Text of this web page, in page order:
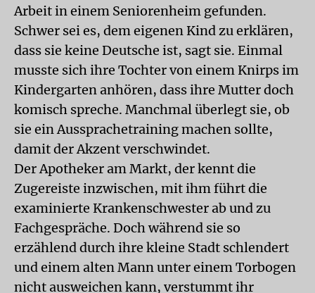
Arbeit in einem Seniorenheim gefunden.
Schwer sei es, dem eigenen Kind zu erklären,
dass sie keine Deutsche ist, sagt sie. Einmal
musste sich ihre Tochter von einem Knirps im
Kindergarten anhören, dass ihre Mutter doch
komisch spreche. Manchmal überlegt sie, ob
sie ein Aussprachetraining machen sollte,
damit der Akzent verschwindet.
Der Apotheker am Markt, der kennt die
Zugereiste inzwischen, mit ihm führt die
examinierte Krankenschwester ab und zu
Fachgespräche. Doch während sie so
erzählend durch ihre kleine Stadt schlendert
und einem alten Mann unter einem Torbogen
nicht ausweichen kann, verstummt ihr